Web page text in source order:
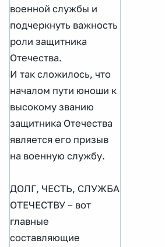
военной службы и
подчеркнуть важность
роли защитника
Отечества.
И так сложилось, что
началом пути юноши к
высокому званию
защитника Отечества
является его призыв
на военную службу.
ДОЛГ, ЧЕСТЬ, СЛУЖБА
ОТЕЧЕСТВУ – вот
главные
составляющие